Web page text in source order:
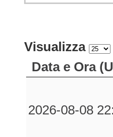
0.10
0.10
Visualizza
Data e Ora
2026-08-08